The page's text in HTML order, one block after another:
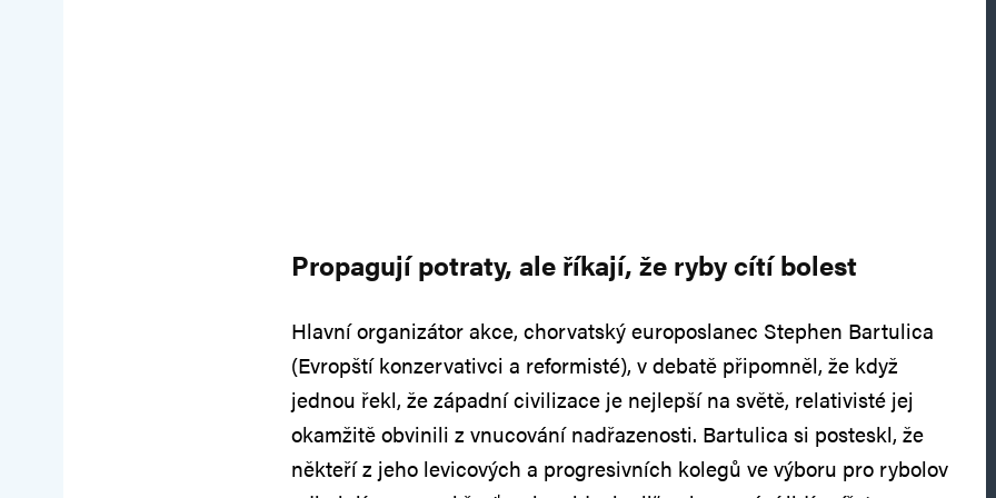
Propagují potraty, ale říkají, že ryby cítí bolest
Hlavní organizátor akce, chorvatský europoslanec Stephen Bartulica
(Evropští konzervativci a reformisté), v debatě připomněl, že když
jednou řekl, že západní civilizace je nejlepší na světě, relativisté jej
okamžitě obvinili z vnucování nadřazenosti. Bartulica si posteskl, že
někteří z jeho levicových a progresivních kolegů ve výboru pro rybolov